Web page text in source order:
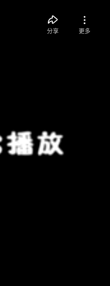
分享 更多